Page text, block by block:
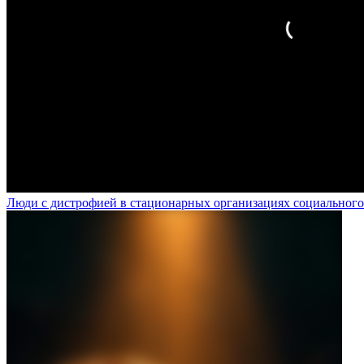
Люди с дистрофией в стационарных организациях